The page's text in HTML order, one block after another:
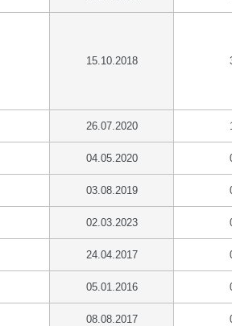
15.10.2018
26.07.2020
04.05.2020
03.08.2019
02.03.2023
24.04.2017
05.01.2016
08.08.2017